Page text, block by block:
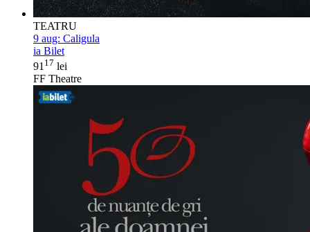
TEATRU
9 aug: Caligula
ia Bilet
91 17 lei
FF Theatre